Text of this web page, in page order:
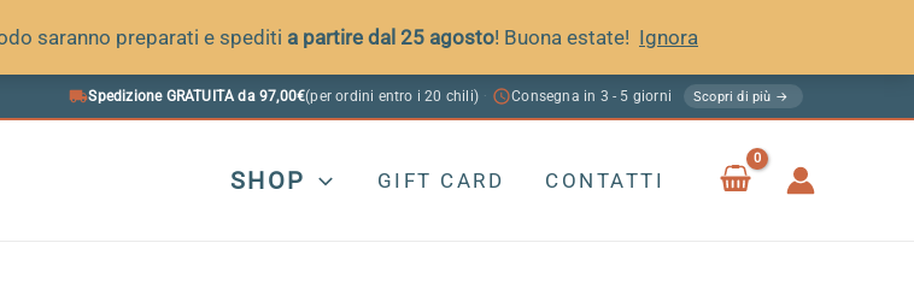
saranno preparati e spediti a partire dal 25 agosto! Buona estate! Ignora
Spedizione GRATUITA da 97,00€(per ordini entro i 20 chili) · Consegna in 3 - 5 giorni Scopri di più →
SHOP GIFT CARD CONTATTI